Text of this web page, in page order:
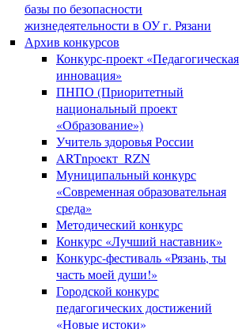
базы по безопасности
жизнедеятельности в ОУ г. Рязани
Архив конкурсов
Конкурс-проект «Педагогическая
инновация»
ПНПО (Приоритетный
национальный проект
«Образование»)
Учитель здоровья России
ARTnpoeкт_RZN
Муниципальный конкурс
«Современная образовательная
среда»
Методический конкурс
Конкурс «Лучший наставник»
Конкурс-фестиваль «Рязань, ты
часть моей души!»
Городской конкурс
педагогических достижений
«Новые истоки»